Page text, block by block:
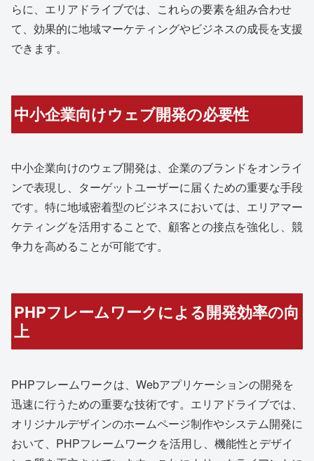
らに、エリアドライブでは、これらの要素を組み合わせ
て、効果的に地域マーケティングやビジネスの成長を支援
できます。
中小企業向けウェブ開発の必要性
中小企業向けのウェブ開発は、企業のブランドをオンライ
ンで表現し、ターゲットユーザーに届くための重要な手段
です。特に地域密着型のビジネスにおいては、エリアマー
ケティングを活用することで、顧客との接点を強化し、競
争力を高めることが可能です。
PHPフレームワークによる開発効率の向
上
PHPフレームワークは、Webアプリケーションの開発を
迅速に行うための重要な技術です。エリアドライブでは、
オリジナルデザインのホームページ制作やシステム開発に
おいて、PHPフレームワークを活用し、機能性とデザイ